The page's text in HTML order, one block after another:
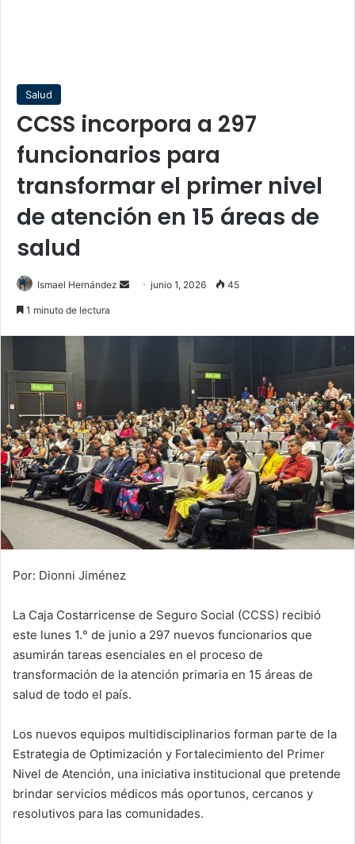
Salud
CCSS incorpora a 297
funcionarios para
transformar el primer nivel
de atención en 15 áreas de
salud
Ismael Hernández
Sendjunio 1, 2026 45
1 minuto de lectura
Por: Dionni Jiménez
La Caja Costarricense de Seguro Social (CCSS) recibió
este lunes 1.° de junio a 297 nuevos funcionarios que
asumirán tareas esenciales en el proceso de
transformación de la atención primaria en 15 áreas de
salud de todo el país.
Los nuevos equipos multidisciplinarios forman parte de la
Estrategia de Optimización y Fortalecimiento del Primer
Nivel de Atención, una iniciativa institucional que pretende
brindar servicios médicos más oportunos, cercanos y
resolutivos para las comunidades.